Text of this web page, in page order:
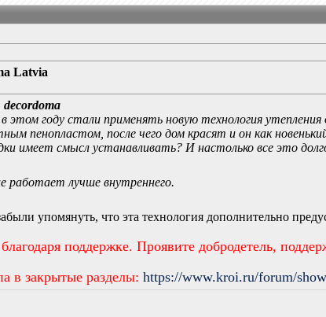
Latvia
decordoma
этом году стали применять новую технология
пенопластом, после чего дом красят и он как
имеет смысл устанавливать? И настолько все это
работает лучше внутреннего.
упомянуть, что эта технология дополнительно
поддержке. Проявите добродетель,
в закрытые разделы:https://www.kroi.ru/forum/